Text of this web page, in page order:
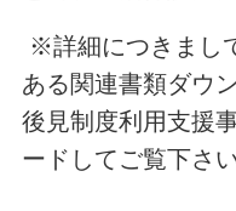
※詳細につきまし
ある関連書類ダウ
後見制度利用支援
ードしてご覧下さい